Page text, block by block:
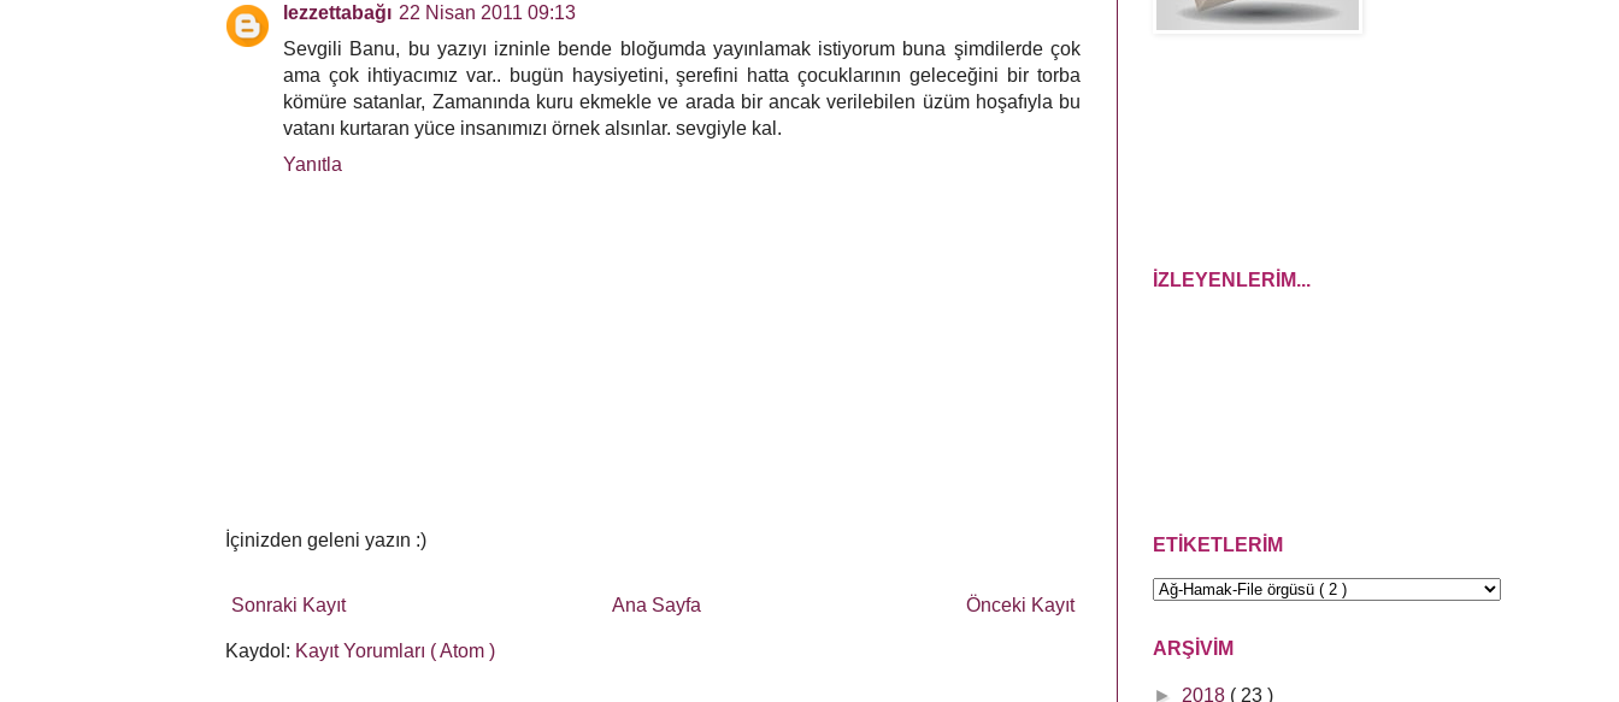
lezzettabağı 22 Nisan 2011 09:13
Sevgili Banu, bu yazıyı izninle bende bloğumda yayınlamak istiyorum buna şimdilerde çok
ama çok ihtiyacımız var.. bugün haysiyetini, şerefini hatta çocuklarının geleceğini bir torba
kömüre satanlar, Zamanında kuru ekmekle ve arada bir ancak verilebilen üzüm hoşafıyla bu
vatanı kurtaran yüce insanımızı örnek alsınlar. sevgiyle kal.
Yanıtla
İçinizden geleni yazın :)
Sonraki Kayıt Önceki Kayıt
Ana Sayfa
Kaydol: Kayıt Yorumları ( Atom )
İZLEYENLERİM...
ETİKETLERİM
ARŞİVİM
► 2018 ( 23 )